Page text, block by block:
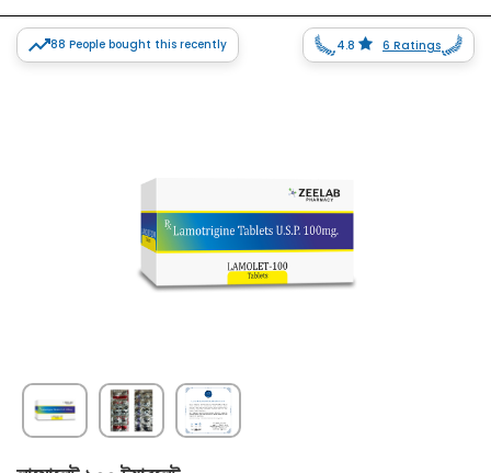
88 People bought this recently 4.8 6 Ratings